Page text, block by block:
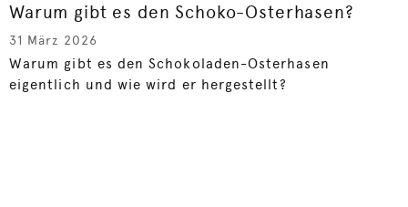
Warum gibt es den Schoko-Osterhasen?
31 März 2026
Warum gibt es den Schokoladen-Osterhasen
eigentlich und wie wird er hergestellt?